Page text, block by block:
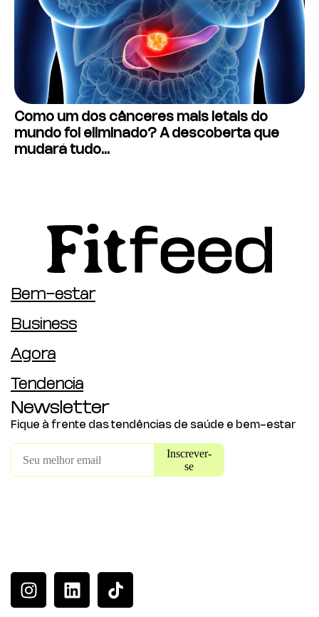
Como um dos cânceres mais letais do
mundo foi eliminado? A descoberta que
mudará tudo…
Bem-estar
Business
Agora
Tendência
Newsletter
Fique à frente das tendências de saúde e bem-estar